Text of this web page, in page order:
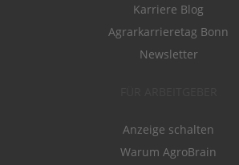
Karriere Blog
Agrarkarrieretag Bonn
Newsletter
Anzeige schalten
Warum AgroBrain